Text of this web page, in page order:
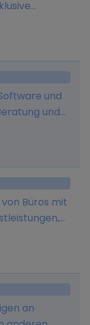
und
und
Büros mit
an